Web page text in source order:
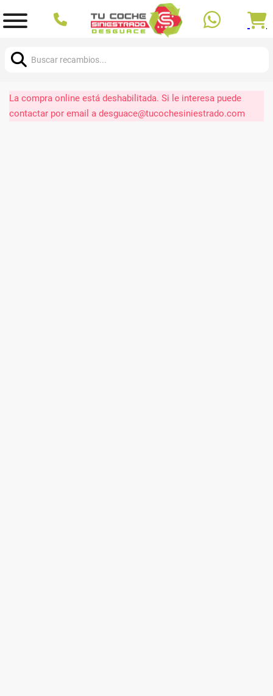
La compra online está deshabilitada. Si le interesa puede
contactar por email a desguace@tucochesiniestrado.com